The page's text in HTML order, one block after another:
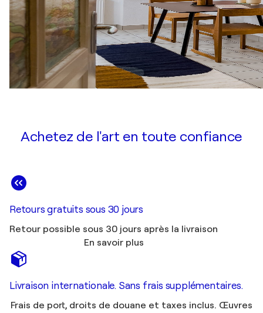
Achetez de l'art en toute confiance
Retours gratuits sous 30 jours
Retour possible sous 30 jours après la livraison
En savoir plus
Livraison internationale. Sans frais supplémentaires.
Frais de port, droits de douane et taxes inclus. Œuvres